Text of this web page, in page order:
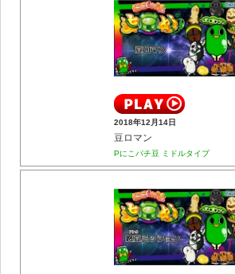
2018年12月14日
豆ロマン
Pにこパチ豆 ミドルタイプ